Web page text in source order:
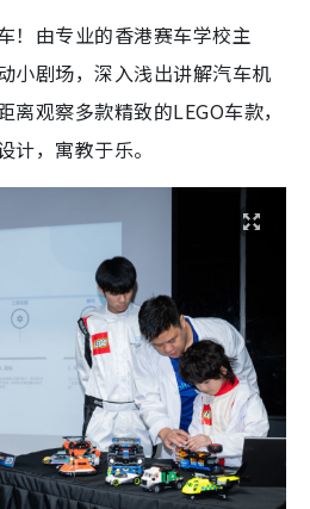
！由专业的香港赛车学校主
小剧场，深入浅出讲解汽车机
观察多款精致的LEGO车款，
计，寓教于乐。